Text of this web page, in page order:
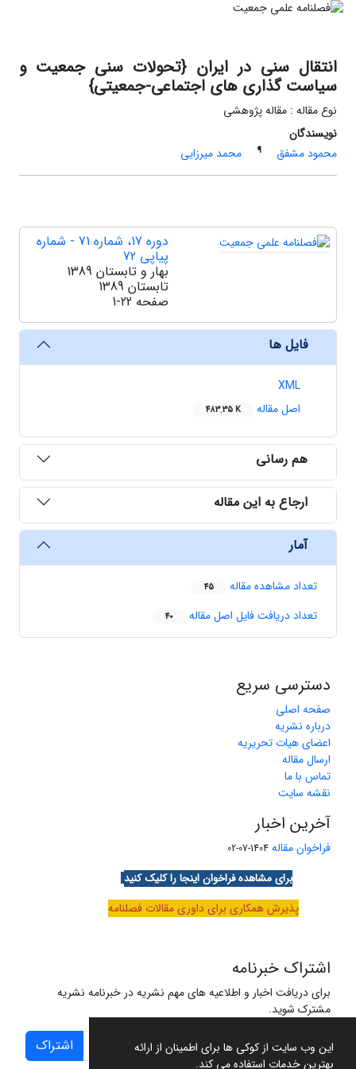
این وب سایت از کوکی ها برای اطمینان از ارائه
بهترین خدمات استفاده می کند.
انتقال سنی در ایران {تحولات سنی جمعیت و
سیاست گذاری های اجتماعی-جمعیتی}
نوع مقاله : مقاله پژوهشی
نویسندگان
محمود مشفق
¶ محمد میرزایی
دوره 17، شماره 71 - شماره
پیاپی 72
بهار و تابستان 1389
تابستان 1389
صفحه 1-22
فایل ها
XML
اصل مقاله
483.35 K
هم رسانی
ارجاع به این مقاله
آمار
تعداد مشاهده مقاله 45
تعداد دریافت فایل اصل مقاله 40
دسترسی سریع
صفحه اصلی
درباره نشریه
اعضای هیات تحریریه
ارسال مقاله
تماس با ما
نقشه سایت
آخرین اخبار
فراخوان مقاله 1404-07-02
برای مشاهده فراخوان اینجا را کلیک کنید
پذیرش همکاری برای داوری مقالات فصلنامه
اشتراک خبرنامه
برای دریافت اخبار و اطلاعیه های مهم نشریه در خبرنامه نشریه
مشترک شوید.
اشتراک